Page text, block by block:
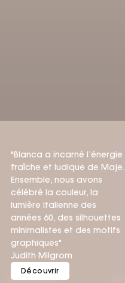
"Blanca a incarné l’énergie
fraîche et ludique de Maje.
Ensemble, nous avons
célébré la couleur, la
lumière italienne des
années 60, des silhouettes
minimalistes et des motifs
graphiques"
Judith Milgrom